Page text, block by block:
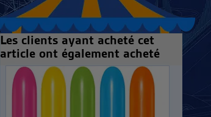
Les clients ayant acheté cet
article ont également acheté